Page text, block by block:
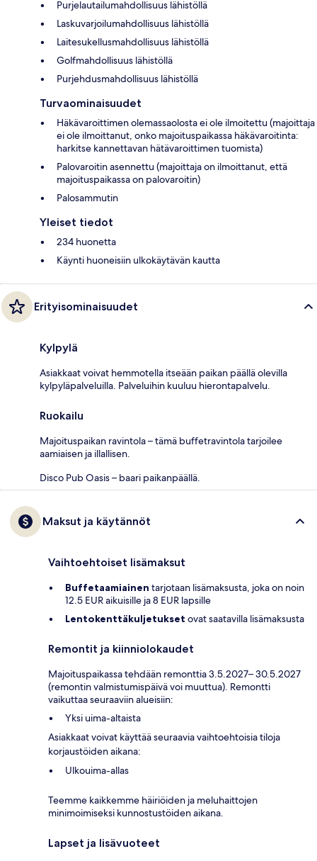
Purjelautailumahdollisuus lähistöllä
Laskuvarjoilumahdollisuus lähistöllä
Laitesukellusmahdollisuus lähistöllä
Golfmahdollisuus lähistöllä
Purjehdusmahdollisuus lähistöllä
Turvaominaisuudet
Häkävaroittimen olemassaolosta ei ole ilmoitettu (majoittaja
ei ole ilmoittanut, onko majoituspaikassa häkävaroitinta:
harkitse kannettavan hätävaroittimen tuomista)
Palovaroitin asennettu (majoittaja on ilmoittanut, että
majoituspaikassa on palovaroitin)
Palosammutin
Yleiset tiedot
234 huonetta
Käynti huoneisiin ulkokäytävän kautta
Erityisominaisuudet
Kylpylä
Asiakkaat voivat hemmotella itseään paikan päällä olevilla
kylpyläpalveluilla. Palveluihin kuuluu hierontapalvelu.
Ruokailu
Majoituspaikan ravintola – tämä buffetravintola tarjoilee
aamiaisen ja illallisen.
Disco Pub Oasis – baari paikanpäällä.
Maksut ja käytännöt
Vaihtoehtoiset lisämaksut
Buffetaamiainen tarjotaan lisämaksusta, joka on noin
12.5 EUR aikuisille ja 8 EUR lapsille
Lentokenttäkuljetukset ovat saatavilla lisämaksusta
Remontit ja kiinniolokaudet
Majoituspaikassa tehdään remonttia 3.5.2027– 30.5.2027
(remontin valmistumispäivä voi muuttua). Remontti
vaikuttaa seuraaviin alueisiin:
Yksi uima-altaista
Asiakkaat voivat käyttää seuraavia vaihtoehtoisia tiloja
korjaustöiden aikana:
Ulkouima-allas
Teemme kaikkemme häiriöiden ja meluhaittojen
minimoimiseksi kunnostustöiden aikana.
Lapset ja lisävuoteet